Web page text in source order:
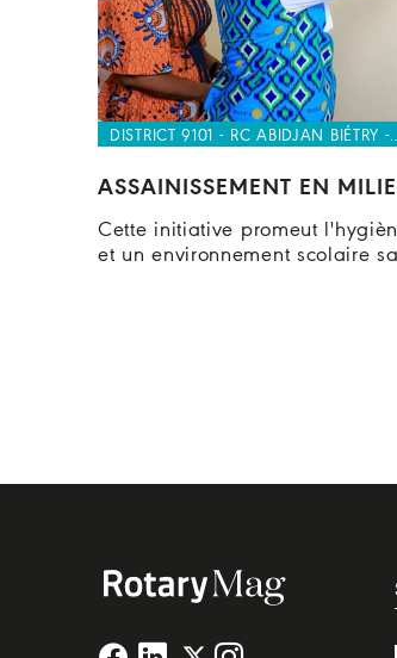
DISTRICT 9101 - RC ABIDJAN BIÉTRY -
ASSAINISSEMENT EN
Cette initiative promeut
et un environnement scolaire